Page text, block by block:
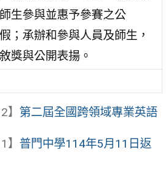
生參與並惠予參賽之公
假；承辦和參與人員及師生，
獎與公開表揚。
】 第二屆全國跨領域專業英語
】 普門中學114年5月11日返